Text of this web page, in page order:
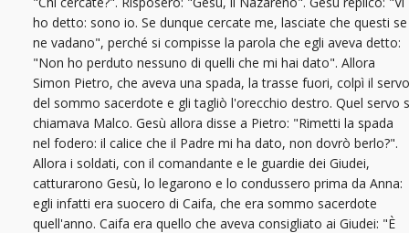
ho detto: sono io. Se dunque cercate me, lasciate che questi se
ne vadano", perché si compisse la parola che egli aveva detto:
"Non ho perduto nessuno di quelli che mi hai dato". Allora
Simon Pietro, che aveva una spada, la trasse fuori, colpì il servo
del sommo sacerdote e gli tagliò l'orecchio destro. Quel servo
chiamava Malco. Gesù allora disse a Pietro: "Rimetti la spada
nel fodero: il calice che il Padre mi ha dato, non dovrò berlo?".
Allora i soldati, con il comandante e le guardie dei Giudei,
catturarono Gesù, lo legarono e lo condussero prima da Anna:
egli infatti era suocero di Caifa, che era sommo sacerdote
quell'anno. Caifa era quello che aveva consigliato ai Giudei: "È